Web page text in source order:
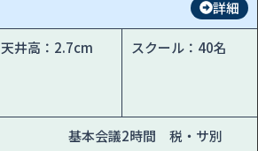
詳細
天井高：2.7cm スクール：40名
基本会議2時間 税・サ別